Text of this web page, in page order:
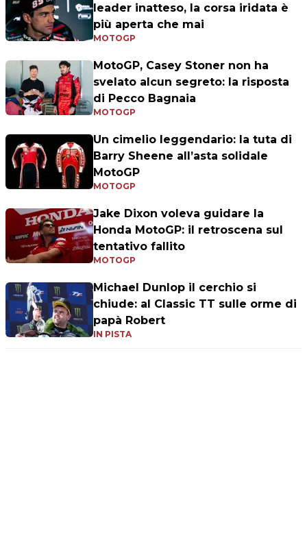
leader inatteso, la corsa iridata è
più aperta che mai
MOTOGP
MotoGP, Casey Stoner non ha
svelato alcun segreto: la risposta
di Pecco Bagnaia
MOTOGP
Un cimelio leggendario: la tuta di
Barry Sheene all’asta solidale
MotoGP
MOTOGP
Jake Dixon voleva guidare la
Honda MotoGP: il retroscena sul
tentativo fallito
MOTOGP
Michael Dunlop il cerchio si
chiude: al Classic TT sulle orme di
papà Robert
IN PISTA